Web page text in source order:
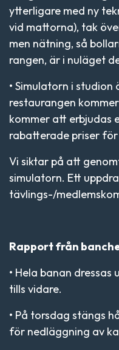
ytterligare med ny
vid mattorna), tak
men nätning, så
rangen, är i nuläget
• Simulatorn i studion
restaurangen
kommer att erbjudas
rabatterade priser
Vi siktar på att
simulatorn. Ett
tävlings-/
Rapport från
• Hela banan
tills vidare.
• På torsdag stängs
för nedläggning